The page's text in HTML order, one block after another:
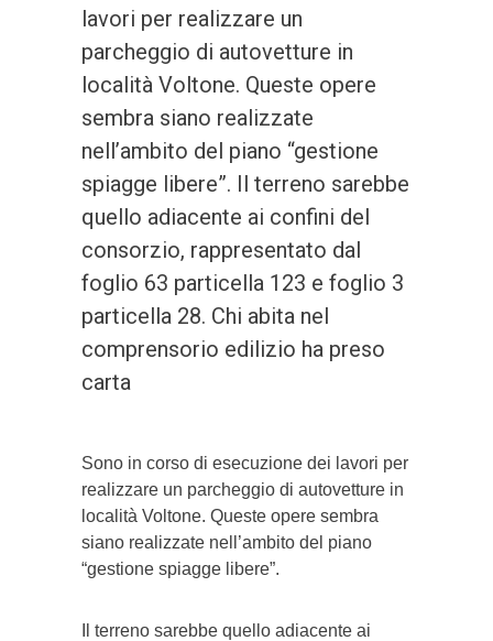
lavori per realizzare un
parcheggio di autovetture in
località Voltone. Queste opere
sembra siano realizzate
nell’ambito del piano “gestione
spiagge libere”. Il terreno sarebbe
quello adiacente ai confini del
consorzio, rappresentato dal
foglio 63 particella 123 e foglio 3
particella 28. Chi abita nel
comprensorio edilizio ha preso
carta
Sono in corso di esecuzione dei lavori per
realizzare un parcheggio di autovetture in
località Voltone. Queste opere sembra
siano realizzate nell’ambito del piano
“gestione spiagge libere”.
Il terreno sarebbe quello adiacente ai